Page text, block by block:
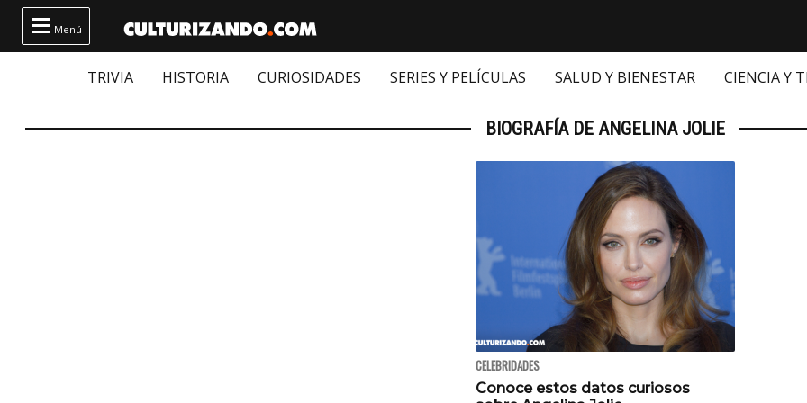
 Menú
TRIVIA HISTORIA CURIOSIDADES SERIES Y PELÍCULAS SALUD Y BIENESTAR CIENCIA Y
BIOGRAFÍA DE ANGELINA JOLIE
CELEBRIDADES
Conoce estos datos curiosos